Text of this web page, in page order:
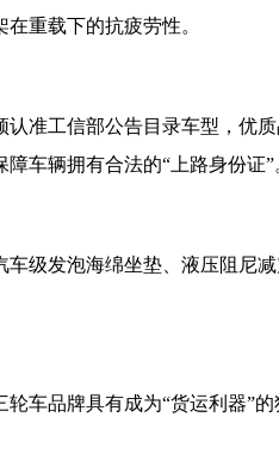
重载下的抗疲劳性。
准工信部公告目录车型，优
车辆拥有合法的“上路身份证”
级发泡海绵坐垫、液压阻尼
车品牌具有成为“货运利器”的